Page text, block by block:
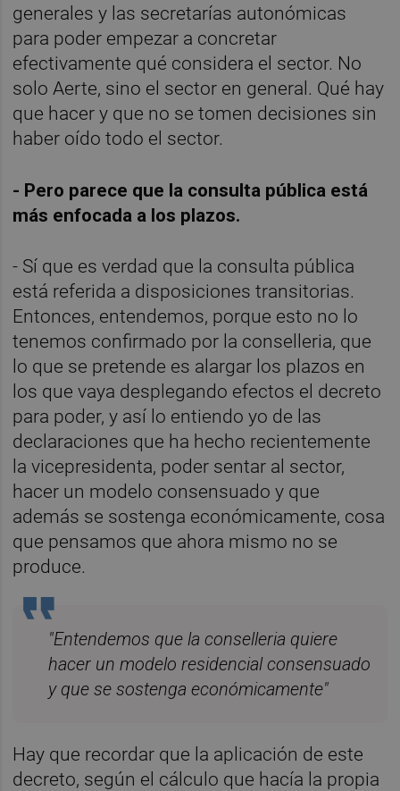
generales y las secretarías autonómicas
para poder empezar a concretar
efectivamente qué considera el sector. No
solo Aerte, sino el sector en general. Qué hay
que hacer y que no se tomen decisiones sin
haber oído todo el sector.
- Pero parece que la consulta pública está
más enfocada a los plazos.
- Sí que es verdad que la consulta pública
está referida a disposiciones transitorias.
Entonces, entendemos, porque esto no lo
tenemos confirmado por la conselleria, que
lo que se pretende es alargar los plazos en
los que vaya desplegando efectos el decreto
para poder, y así lo entiendo yo de las
declaraciones que ha hecho recientemente
la vicepresidenta, poder sentar al sector,
hacer un modelo consensuado y que
además se sostenga económicamente, cosa
que pensamos que ahora mismo no se
produce.
"Entendemos que la conselleria quiere
hacer un modelo residencial consensuado
y que se sostenga económicamente"
Hay que recordar que la aplicación de este
decreto, según el cálculo que hacía la propia